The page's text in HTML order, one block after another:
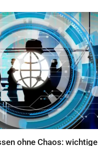
ohne Chaos: wichtige